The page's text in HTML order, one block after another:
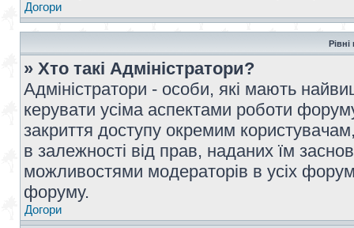
Догори
Рівні
» Хто такі Адміністратори?
Адміністратори - особи, які мають
керувати усіма аспектами роботи
закриття доступу окремим
в залежності від прав, наданих їм
можливостями модераторів в усіх
форуму.
Догори